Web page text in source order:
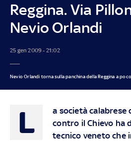
Reggina. Via
Nevio Orlandi
25 gen 2009 - 21:02
Nevio Orlandi torna sulla panchina della Reggina a
L
a società
contro il Chievo ha
tecnico veneto che